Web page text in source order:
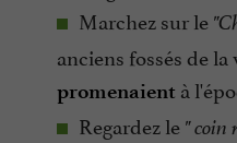
Marchez sur le
anciens fossés de
promenaient à
Regardez le " coin